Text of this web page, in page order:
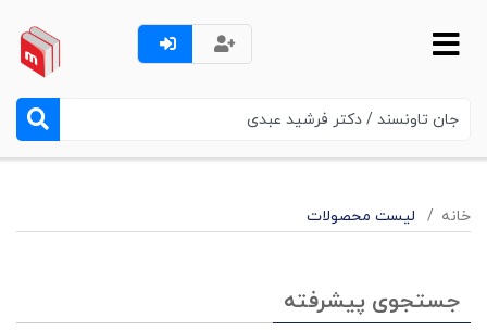
خانه لیست محصولات
جستجوی پیشرفته